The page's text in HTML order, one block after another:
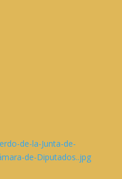
de-la-Junta-de-
de-Diputados..jpg